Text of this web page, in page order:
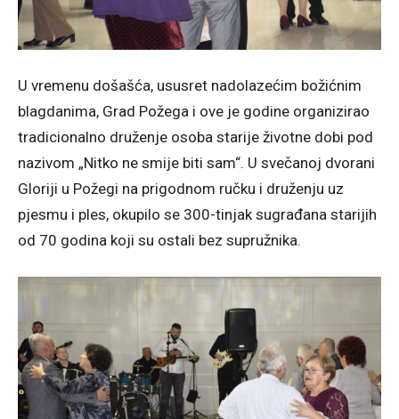
U vremenu došašća, ususret nadolazećim božićnim
blagdanima, Grad Požega i ove je godine organizirao
tradicionalno druženje osoba starije životne dobi pod
nazivom „Nitko ne smije biti sam“. U svečanoj dvorani
Gloriji u Požegi na prigodnom ručku i druženju uz
pjesmu i ples, okupilo se 300-tinjak sugrađana starijih
od 70 godina koji su ostali bez supružnika.